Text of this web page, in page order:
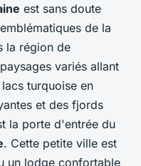
est sans doute
de la
la région de
variés allant
turquoise en
et des fjords
la porte d'entrée du
. Cette petite ville est
un lodge confortable